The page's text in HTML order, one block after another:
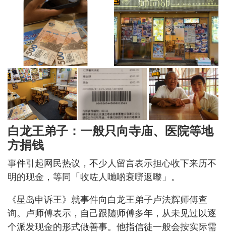
白龙王弟子：一般只向寺庙、医院等地
方捐钱
事件引起网民热议，不少人留言表示担心收下来历不
明的现金，等同「收咗人哋啲衰嘢返嚟」。
《星岛申诉王》就事件向白龙王弟子卢法辉师傅查
询。卢师傅表示，自己跟随师傅多年，从未见过以逐
个派发现金的形式做善事。他指信徒一般会按实际需